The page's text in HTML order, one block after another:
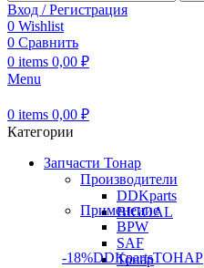
Вход / Регистрация
0 Wishlist
0 Сравнить
0 items 0,00 ₽
Menu
0 items 0,00 ₽
Категории
Запчасти Тонар
Производители
DDKparts
BIGOAL
Применение
BPW
SAF
Тонар
-18%DDKpartsТОНАР